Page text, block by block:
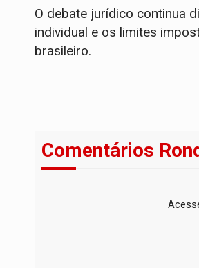
O debate jurídico continua
individual e os limites
brasileiro.
Comentários